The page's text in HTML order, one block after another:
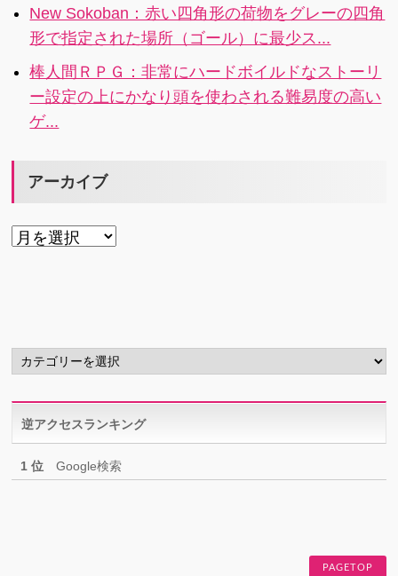
う！
New Sokoban：赤い四角形の荷物をグレーの四角
形で指定された場所（ゴール）に最少ス...
棒人間ＲＰＧ：非常にハードボイルドなストーリ
ー設定の上にかなり頭を使わされる難易度の高い
ゲ...
アーカイブ
ア
カ
テ
リ
ー逆アクセスランキング
1 位 Google検索
PAGETOP